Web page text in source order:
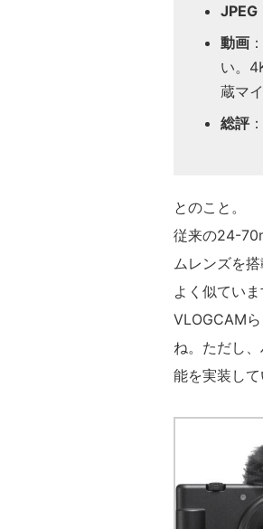
JPEG
動画
い。
蔵マイ
総評
とのこと。
従来の24-
ムレンズを
よく似てい
VLOGCAM
ね。ただし
能を実装して